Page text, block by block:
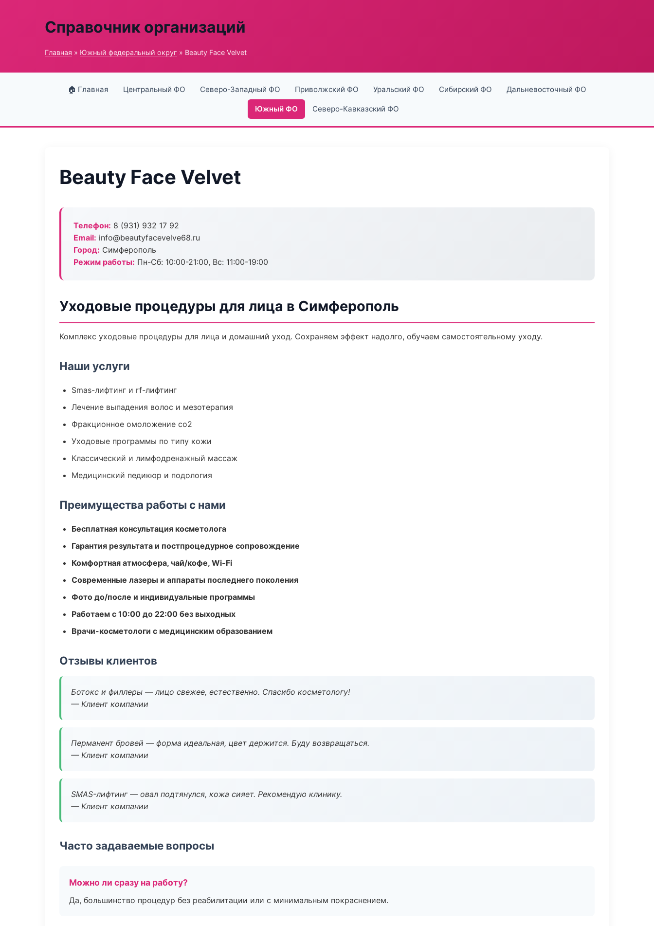
Справочник организаций
Главная » Южный федеральный округ » Beauty Face Velvet
🏠 Главная Центральный ФО Северо-Западный ФО Приволжский ФО Уральский ФО Сибирский ФО Дальневосточный ФО
Южный ФО Северо-Кавказский ФО
Beauty Face Velvet
Телефон: 8 (931) 932 17 92
Email: info@beautyfacevelve68.ru
Город: Симферополь
Режим работы: Пн-Сб: 10:00-21:00, Вс: 11:00-19:00
Уходовые процедуры для лица в Симферополь
Комплекс уходовые процедуры для лица и домашний уход. Сохраняем эффект надолго, обучаем самостоятельному уходу.
Наши услуги
Smas-лифтинг и rf-лифтинг
Лечение выпадения волос и мезотерапия
Фракционное омоложение co2
Уходовые программы по типу кожи
Классический и лимфодренажный массаж
Медицинский педикюр и подология
Преимущества работы с нами
Бесплатная консультация косметолога
Гарантия результата и постпроцедурное сопровождение
Комфортная атмосфера, чай/кофе, Wi-Fi
Современные лазеры и аппараты последнего поколения
Фото до/после и индивидуальные программы
Работаем с 10:00 до 22:00 без выходных
Врачи-косметологи с медицинским образованием
Отзывы клиентов
Ботокс и филлеры — лицо свежее, естественно. Спасибо косметологу!
— Клиент компании
Перманент бровей — форма идеальная, цвет держится. Буду возвращаться.
— Клиент компании
SMAS-лифтинг — овал подтянулся, кожа сияет. Рекомендую клинику.
— Клиент компании
Часто задаваемые вопросы
Можно ли сразу на работу?
Да, большинство процедур без реабилитации или с минимальным покраснением.